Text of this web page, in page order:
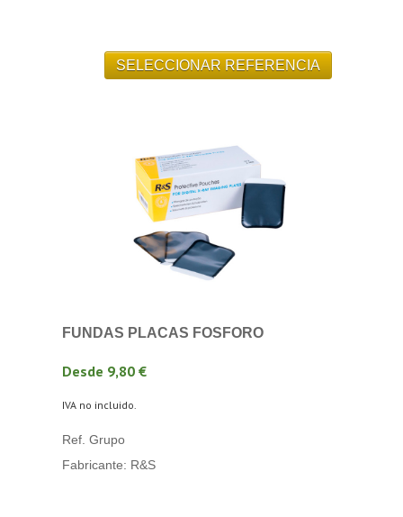
FUNDAS PLACAS FOSFORO
Desde 9,80 €
IVA no incluido.
Ref. Grupo
Fabricante: R&S